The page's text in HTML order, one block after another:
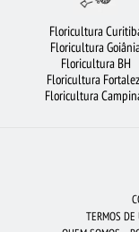
FLORICULTURA PORTO
FLORICULTURA
CESTA DE CAFÉ
Floricultura
Floricultura
Floricultura BH
Floricultura
Floricultura
TERMOS DE